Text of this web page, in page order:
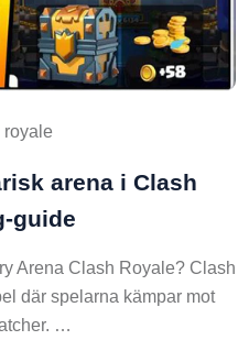
royale
arena i Clash
guide
Arena Clash Royale? Clash
där spelarna kämpar mot
…